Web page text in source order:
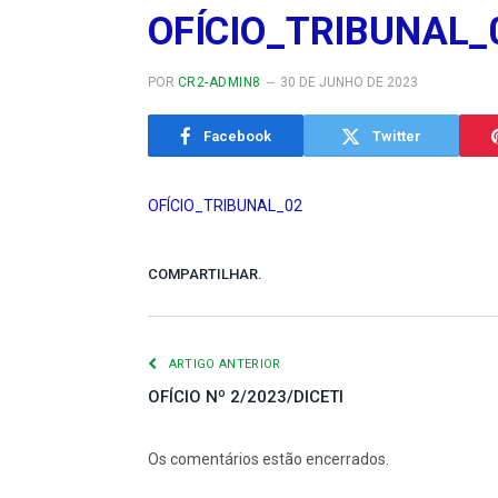
POR CR2-ADMIN8 30 DE JUNHO DE 2023
Facebook Twitter
OFÍCIO_TRIBUNAL_02
COMPARTILHAR.
ARTIGO ANTERIOR
OFÍCIO Nº 2/2023/DICETI
Os comentários estão encerrados.